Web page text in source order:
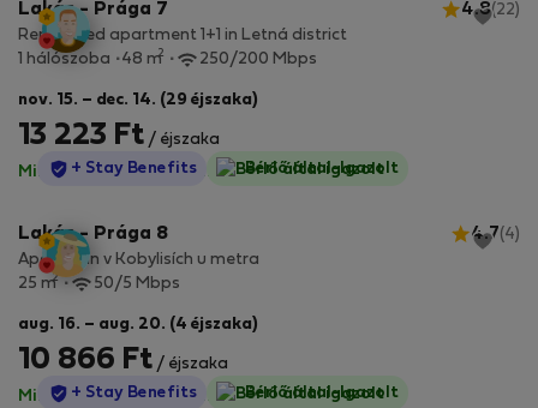
Lakás - Prága 7 4.8(22)
Renovated apartment 1+1 in Letná district
1 hálószoba
48 m2 250/200 Mbps
nov. 15. – dec. 14. (29 éjszaka)
13 223 Ft / éjszaka
Minden díj benne van·Nincs kaució
StayProtection
+ Stay Benefits Bérlő által-Igazolt
Lakás - Prága 8 4.7(4)
Apartmán v Kobylisích u metra
25 m2 50/5 Mbps
aug. 16. – aug. 20. (4 éjszaka)
10 866 Ft / éjszaka
Minden díj benne van·Nincs kaució
StayProtection
+ Stay Benefits Bérlő által-Igazolt